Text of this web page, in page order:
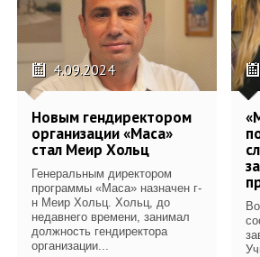
4.09.2024
Новым гендиректором
организации «Маса»
стал Меир Хольц
Генеральным директором
программы «Маса» назначен г-
н Меир Хольц. Хольц, до
недавнего времени, занимал
должность гендиректора
организации...